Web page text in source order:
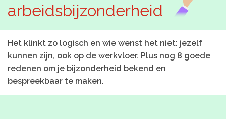
Kijk-, lees- & luistertips
Mini- docu’s
Ode galerij
Podcasts: serie open gesprekken
Inspirerende praktijkverhalen
arbeidsbijzonderheid
Het klinkt zo logisch en wie wenst het niet: jezelf
kunnen zijn, ook op de werkvloer. Plus nog 8 goede
redenen om je bijzonderheid bekend en
bespreekbaar te maken.